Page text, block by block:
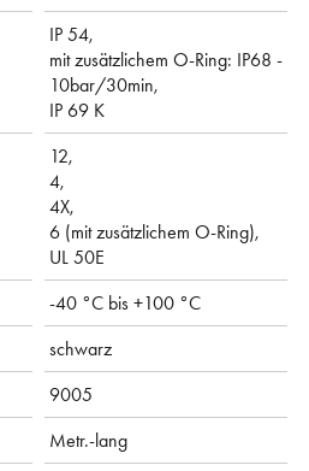
IP 54,
mit zusätzlichem O-Ring: IP68 -
10bar/30min,
IP 69 K
12,
4,
4X,
6 (mit zusätzlichem O-Ring),
UL 50E
-40 °C bis +100 °C
schwarz
9005
Metr.-lang